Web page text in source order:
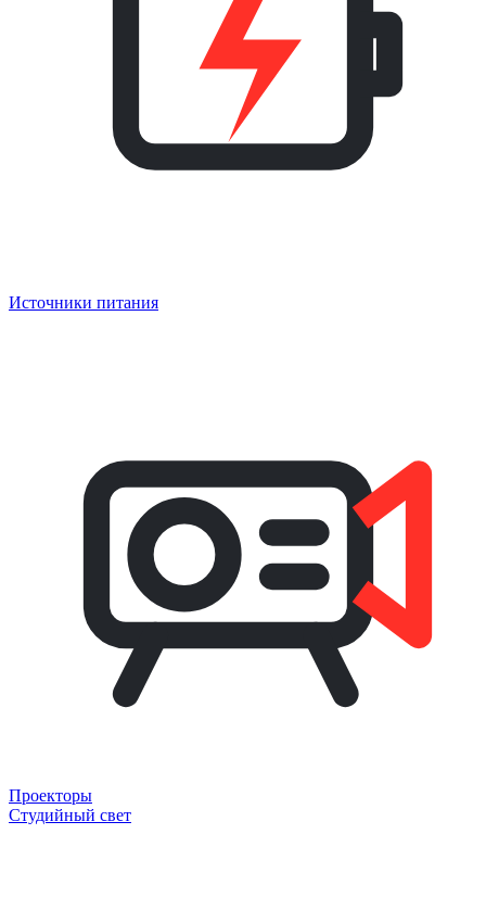
Источники питания
Проекторы
Студийный свет